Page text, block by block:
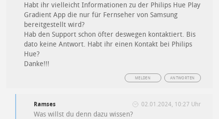
Habt ihr vielleicht Informationen zu der Philips Hue Play
Gradient App die nur für Fernseher von Samsung
bereitgestellt wird?
Hab den Support schon öfter deswegen kontaktiert. Bis
dato keine Antwort. Habt ihr einen Kontakt bei Philips
Hue?
Danke!!!
ANTWORTEN
MELDEN
Ramses 02.01.2024, 10:27 Uhr
Was willst du denn dazu wissen?